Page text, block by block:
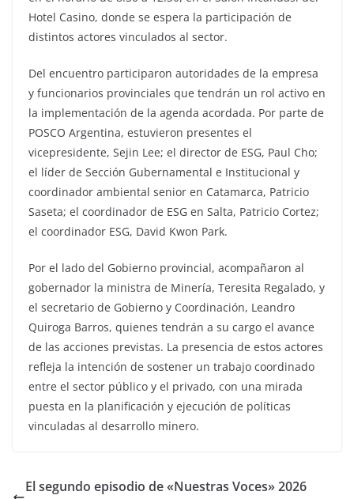
Hotel Casino, donde se espera la participación de
distintos actores vinculados al sector.
Del encuentro participaron autoridades de la empresa
y funcionarios provinciales que tendrán un rol activo en
la implementación de la agenda acordada. Por parte de
POSCO Argentina, estuvieron presentes el
vicepresidente, Sejin Lee; el director de ESG, Paul Cho;
el líder de Sección Gubernamental e Institucional y
coordinador ambiental senior en Catamarca, Patricio
Saseta; el coordinador de ESG en Salta, Patricio Cortez;
el coordinador ESG, David Kwon Park.
Por el lado del Gobierno provincial, acompañaron al
gobernador la ministra de Minería, Teresita Regalado, y
el secretario de Gobierno y Coordinación, Leandro
Quiroga Barros, quienes tendrán a su cargo el avance
de las acciones previstas. La presencia de estos actores
refleja la intención de sostener un trabajo coordinado
entre el sector público y el privado, con una mirada
puesta en la planificación y ejecución de políticas
vinculadas al desarrollo minero.
El segundo episodio de «Nuestras Voces» 2026